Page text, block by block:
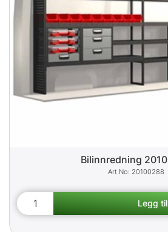
Bilinnredning
20100288